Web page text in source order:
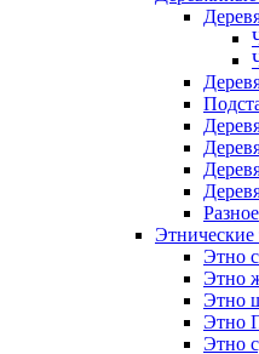
Разное
Этнические
Этно
Этно
Этно
Этно
Этно